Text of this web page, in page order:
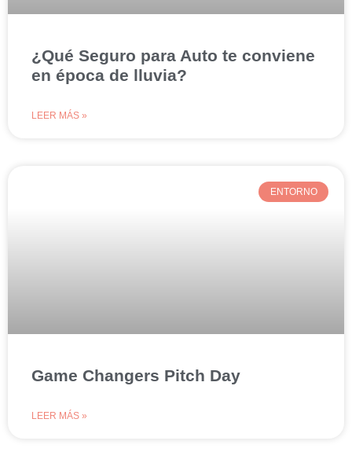
¿Qué Seguro para Auto te conviene
en época de lluvia?
LEER MÁS »
ENTORNO
Game Changers Pitch Day
LEER MÁS »